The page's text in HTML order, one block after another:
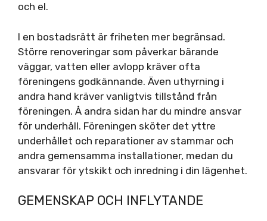
och el.
I en bostadsrätt är friheten mer begränsad.
Större renoveringar som påverkar bärande
väggar, vatten eller avlopp kräver ofta
föreningens godkännande. Även uthyrning i
andra hand kräver vanligtvis tillstånd från
föreningen. Å andra sidan har du mindre ansvar
för underhåll. Föreningen sköter det yttre
underhållet och reparationer av stammar och
andra gemensamma installationer, medan du
ansvarar för ytskikt och inredning i din lägenhet.
GEMENSKAP OCH INFLYTANDE